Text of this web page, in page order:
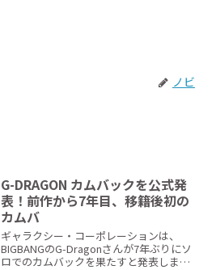
ノビ
G-DRAGON カムバックを公式発
表！前作から7年目、移籍後初の
カムバ
ギャラクシー・コーポレーションは、
BIGBANGのG-Dragonさんが7年ぶりにソ
ロでのカムバックを果たすと発表しまし